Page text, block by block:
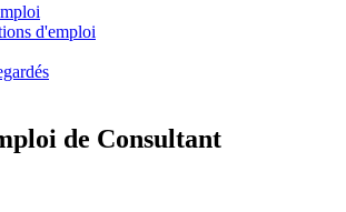
d'emploi
de Consultant